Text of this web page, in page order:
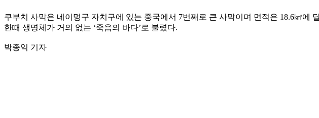
쿠부치 사막은 네이멍구 자치구에 있는 중국에서 7번째로 큰 사막이며 면적은 18.6㎢에
한때 생명체가 거의 없는 ‘죽음의 바다’로 불렸다.
박종익 기자